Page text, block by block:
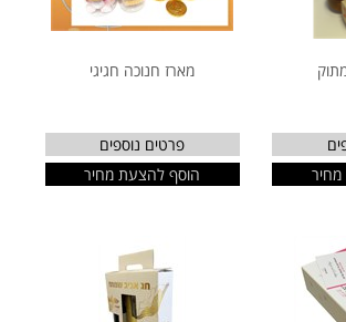
מארז חנוכה חגיגי
פרטים נוספים
הוסף להצעת מחיר